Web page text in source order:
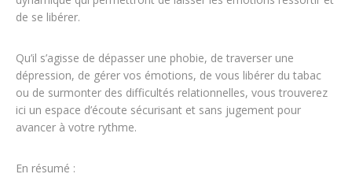
de se libérer.
Qu’il s’agisse de dépasser une phobie, de traverser une
dépression, de gérer vos émotions, de vous libérer du tabac
ou de surmonter des difficultés relationnelles, vous trouverez
ici un espace d’écoute sécurisant et sans jugement pour
avancer à votre rythme.
En résumé :